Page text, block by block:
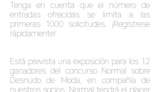
Tenga en cuenta que el número de
entradas ofrecidas se limita a las
primeras 1000 solicitudes. ¡Regístrese
rápidamente!
Está prevista una exposición para los 12
ganadores del concurso Normal sobre
Desnudo de Moda, en compañía de
nuestros socios. Normal tendrá el placer